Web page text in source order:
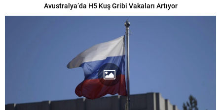
Avustralya’da H5 Kuş Gribi Vakaları Artıyor